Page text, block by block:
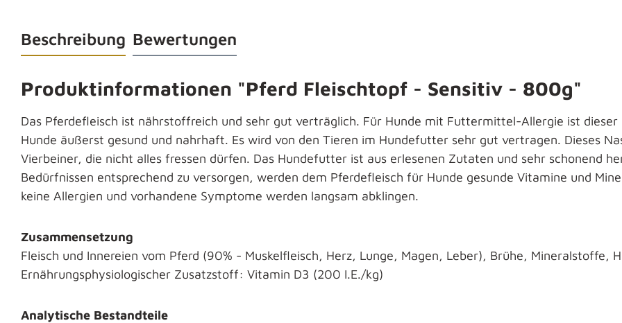
Beschreibung Bewertungen
Produktinformationen "Pferd Fleischtopf - Sensitiv - 800g"
Das Pferdefleisch ist nährstoffreich und sehr gut verträglich. Für Hunde mit Futtermittel-Allergie ist
Hunde äußerst gesund und nahrhaft. Es wird von den Tieren im Hundefutter sehr gut vertragen. Dieses
Vierbeiner, die nicht alles fressen dürfen. Das Hundefutter ist aus erlesenen Zutaten und sehr schonend
Bedürfnissen entsprechend zu versorgen, werden dem Pferdefleisch für Hunde gesunde Vitamine und
keine Allergien und vorhandene Symptome werden langsam abklingen.
Zusammensetzung
Fleisch und Innereien vom Pferd (90% - Muskelfleisch, Herz, Lunge, Magen, Leber), Brühe, Mineralstoffe,
Ernährungsphysiologischer Zusatzstoff: Vitamin D3 (200 I.E./kg)
Analytische Bestandteile